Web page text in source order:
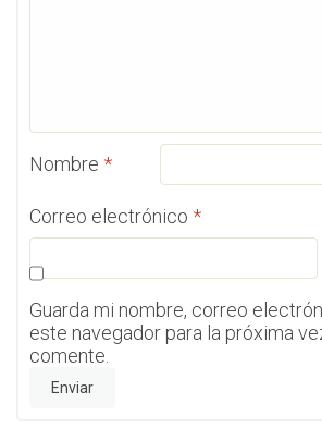
Nombre *
Correo electrónico *
Guarda mi nombre, correo
este navegador para la próxima
comente.